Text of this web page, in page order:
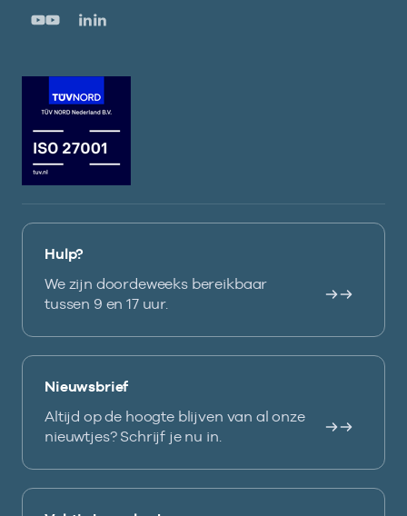
Hulp?
We zijn doordeweeks bereikbaar
tussen 9 en 17 uur.
Nieuwsbrief
Altijd op de hoogte blijven van al onze
nieuwtjes? Schrijf je nu in.